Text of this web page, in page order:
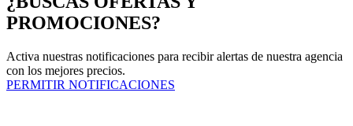
PROMOCIONES?
Activa nuestras notificaciones para recibir alertas de nuestra agencia
con los mejores precios.
PERMITIR NOTIFICACIONES